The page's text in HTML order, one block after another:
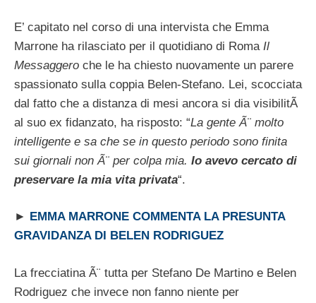
E’ capitato nel corso di una intervista che Emma
Marrone ha rilasciato per il quotidiano di Roma Il
Messaggero che le ha chiesto nuovamente un parere
spassionato sulla coppia Belen-Stefano. Lei, scocciata
dal fatto che a distanza di mesi ancora si dia visibilitÃ
al suo ex fidanzato, ha risposto: “La gente Ã¨ molto
intelligente e sa che se in questo periodo sono finita
sui giornali non Ã¨ per colpa mia. Io avevo cercato di
preservare la mia vita privata“.
►
EMMA MARRONE COMMENTA LA PRESUNTA
GRAVIDANZA DI BELEN RODRIGUEZ
La frecciatina Ã¨ tutta per Stefano De Martino e Belen
Rodriguez che invece non fanno niente per